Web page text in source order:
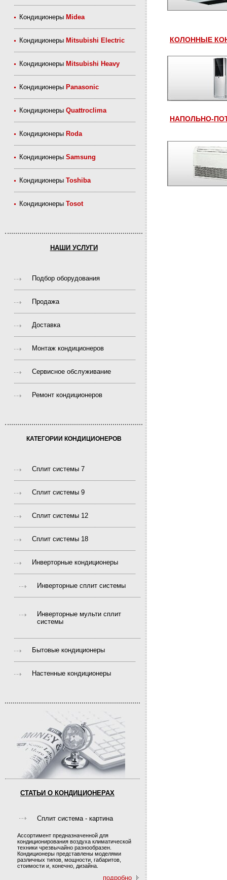
Кондиционеры Midea
Кондиционеры Mitsubishi Electric
Кондиционеры Mitsubishi Heavy
Кондиционеры Panasonic
КондиционерыQuattroclima
Кондиционеры Roda
КондиционерыSamsung
КондиционерыToshiba
КондиционерыTosot
НАШИ УСЛУГИ
Подбор оборудования
Продажа
Доставка
Монтаж кондиционеров
Сервисное обслуживание
Ремонт кондиционеров
КАТЕГОРИИ КОНДИЦИОНЕРОВ
Сплит системы 7
Сплит системы 9
Сплит системы 12
Сплит системы 18
Инверторные кондиционеры
Инверторные сплит системы
Инверторные мульти сплит
системы
Бытовые кондиционеры
Настенные кондиционеры
СТАТЬИ О КОНДИЦИОНЕРАХ
Сплит система - картина
Ассортимент предназначенной для
кондиционирования воздуха климатической
техники чрезвычайно разнообразен.
Кондиционеры представлены моделями
различных типов, мощности, габаритов,
стоимости и, конечно, дизайна.
подробно
КОЛОННЫЕ
НАПОЛЬНО-